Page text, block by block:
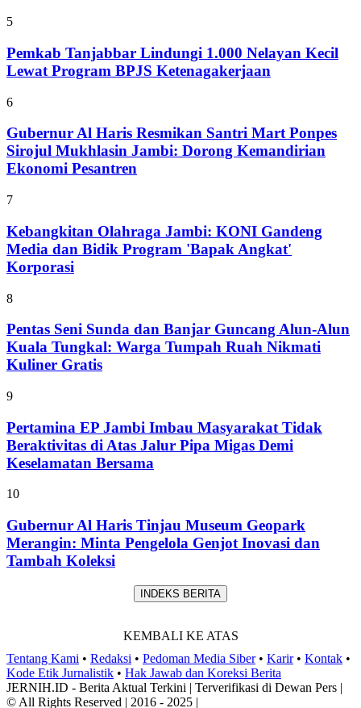
5
Pemkab Tanjabbar Lindungi 1.000 Nelayan Kecil
Lewat Program BPJS Ketenagakerjaan
6
Gubernur Al Haris Resmikan Santri Mart Ponpes
Sirojul Mukhlasin Jambi: Dorong Kemandirian
Ekonomi Pesantren
7
Kebangkitan Olahraga Jambi: KONI Gandeng
Media dan Bidik Program 'Bapak Angkat'
Korporasi
8
Pentas Seni Sunda dan Banjar Guncang Alun-Alun
Kuala Tungkal: Warga Tumpah Ruah Nikmati
Kuliner Gratis
9
Pertamina EP Jambi Imbau Masyarakat Tidak
Beraktivitas di Atas Jalur Pipa Migas Demi
Keselamatan Bersama
10
Gubernur Al Haris Tinjau Museum Geopark
Merangin: Minta Pengelola Genjot Inovasi dan
Tambah Koleksi
INDEKS BERITA
KEMBALI KE ATAS
Tentang Kami • Redaksi • Pedoman Media Siber• Karir• Kontak •
Kode Etik Jurnalistik • Hak Jawab dan Koreksi Berita
JERNIH.ID - Berita Aktual Terkini | Terverifikasi di Dewan Pers |
© All Rights Reserved | 2016 - 2025 |